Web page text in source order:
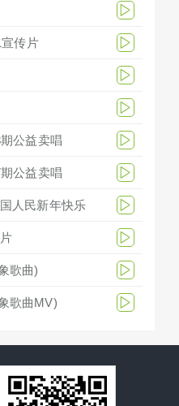
传片
公益卖唱
公益卖唱
人民新年快乐
歌曲)
歌曲MV)